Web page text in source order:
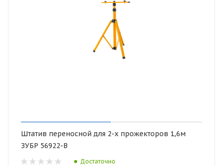
Штатив переносной для 2-х прожекторов 1,6м
ЗУБР 56922-В
Достаточно